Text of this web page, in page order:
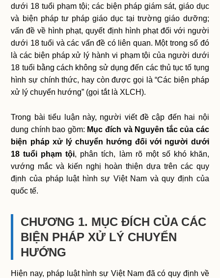
dưới 18 tuổi phạm tội; các biện pháp giám sát, giáo dục
và biện pháp tư pháp giáo dục tại trường giáo dưỡng;
vấn đề về hình phạt, quyết định hình phạt đối với người
dưới 18 tuổi và các vấn đề có liên quan. Một trong số đó
là các biện pháp xử lý hành vi phạm tội của người dưới
18 tuổi bằng cách không sử dụng đến các thủ tục tố tụng
hình sự chính thức, hay còn được gọi là “Các biện pháp
xử lý chuyển hướng” (gọi tắt là XLCH).
Trong bài tiểu luận này, người viết đề cập đến hai nội
dung chính bao gồm: Mục đích và Nguyên tắc của các
biện pháp xử lý chuyển hướng đối với người dưới
18 tuổi phạm tội, phân tích, làm rõ một số khó khăn,
vướng mắc và kiến nghị hoàn thiện dựa trên các quy
định của pháp luật hình sự Việt Nam và quy định của
quốc tế.
CHƯƠNG 1. MỤC ĐÍCH CỦA CÁC
BIỆN PHÁP XỬ LÝ CHUYỂN
HƯỚNG
Hiện nay, pháp luật hình sự Việt Nam đã có quy định về